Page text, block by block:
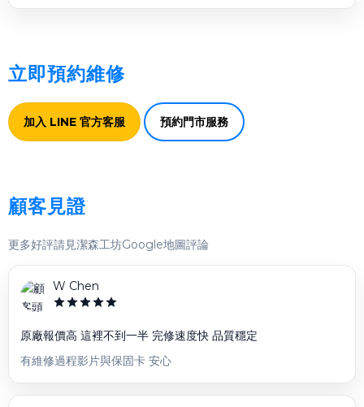
立即預約維修
加入 LINE 官方客服 預約門市服務
顧客見證
更多好評請見潔森工坊Google地圖評論
W Chen
原廠報價高 這裡不到一半 完修速度快 品質穩定
有維修過程影片與保固卡 安心